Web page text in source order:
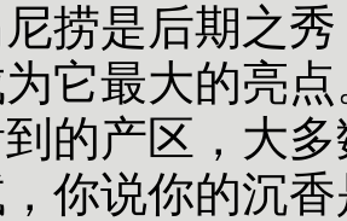
捞是后期之
它最大的亮
的产区，大
你说你的沉